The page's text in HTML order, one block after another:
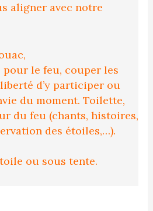
aligner avec notre
pour le feu, couper les
d’y participer ou
du moment. Toilette,
du feu (chants, histoires,
des étoiles,…).
ou sous tente.